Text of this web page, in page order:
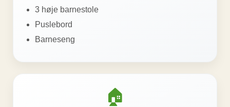
3 høje barnestole
Puslebord
Barneseng
🏠